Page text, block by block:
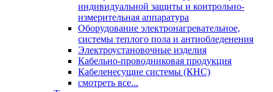
индивидуальной защиты и контрольно-
измерительная аппаратура
Оборудование электронагревательное,
системы теплого пола и антиобледенения
Электроустановочные изделия
Кабельно-проводниковая продукция
Кабеленесущие системы (КНС)
смотреть все...